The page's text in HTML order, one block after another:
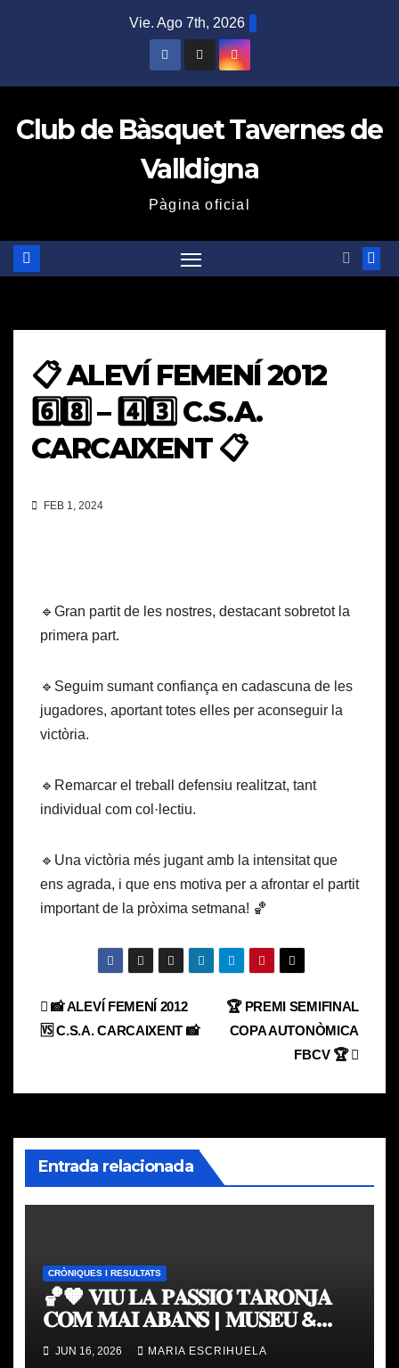
Vie. Ago 7th, 2026
Club de Bàsquet Tavernes de
Valldigna
Pàgina oficial
📋 ALEVÍ FEMENÍ 2012
6️⃣8️⃣ – 4️⃣3️⃣ C.S.A.
CARCAIXENT 📋
FEB 1, 2024
🔹Gran partit de les nostres, destacant sobretot la
primera part.
🔹Seguim sumant confiança en cadascuna de les
jugadores, aportant totes elles per aconseguir la
victòria.
🔹Remarcar el treball defensiu realitzat, tant
individual com col·lectiu.
🔹Una victòria més jugant amb la intensitat que
ens agrada, i que ens motiva per a afrontar el partit
important de la pròxima setmana! 🏀
Navegación
de
entradas
🏆 PREMI SEMIFINAL
COPA AUTONÒMICA
FBCV 🏆
📸 ALEVÍ FEMENÍ 2012
🆚 C.S.A. CARCAIXENT 📸
Entrada relacionada
CRÒNIQUES I RESULTATS
🏀🧡 𝐕𝐈𝐔 𝐋𝐀 𝐏𝐀𝐒𝐒𝐈𝐎́ 𝐓𝐀𝐑𝐎𝐍𝐉𝐀
𝐂𝐎𝐌 𝐌𝐀𝐈 𝐀𝐁𝐀𝐍𝐒 | 𝐌𝐔𝐒𝐄𝐔 &
𝐓𝐎𝐔𝐑 𝐕𝐀𝐋𝐄𝐍𝐂𝐈𝐀 𝐁𝐀𝐒𝐊𝐄𝐓
JUN 16, 2026 MARIA ESCRIHUELA